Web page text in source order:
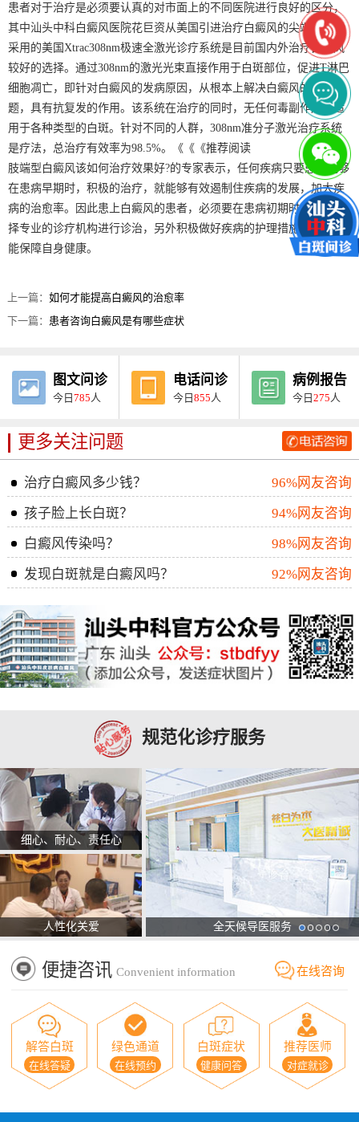
患者对于治疗是必须要认真的对市面上的不同医院进行良好的区分，
其中汕头中科白癜风医院花巨资从美国引进治疗白癜风的尖端设备，
采用的美国Xtrac308nm极速全激光诊疗系统是目前国内外治疗白癜风
较好的选择。通过308nm的激光光束直接作用于白斑部位，促进T淋巴
细胞凋亡，即针对白癜风的发病原因，从根本上解决白癜风的破坏问
题，具有抗复发的作用。该系统在治疗的同时，无任何毒副作用，适
用于各种类型的白斑。针对不同的人群，308nm准分子激光治疗系统
是疗法，总治疗有效率为98.5%。《《《推荐阅读
肢端型白癜风该如何治疗效果好?的专家表示，任何疾病只要患者能够
在患病早期时，积极的治疗，就能够有效遏制住疾病的发展，加大疾
病的治愈率。因此患上白癜风的患者，必须要在患病初期时，积极选
择专业的诊疗机构进行诊治，另外积极做好疾病的护理措施，如此才
能保障自身健康。
上一篇：如何才能提高白癜风的治愈率
下一篇： 患者咨询白癜风是有哪些症状
图文问诊
今日785 人
电话问诊
今日855 人
病例报告
今日275 人
更多关注问题
治疗白癜风多少钱？
96%网友咨询
孩子脸上长白斑？
94%网友咨询
白癜风传染吗？
98%网友咨询
发现白斑就是白癜风吗？
92%网友咨询
规范化诊疗服务
细心、耐心、责任心
人性化关爱 全天候导医服务
便捷咨讯 Convenient information 在线咨询
解答白斑
在线答疑
绿色通道
在线预约
白斑症状
健康问答
推荐医师
对症就诊